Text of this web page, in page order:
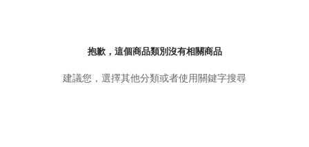
抱歉，這個商品類別沒有相關商品
建議您，選擇其他分類或者使用關鍵字搜尋